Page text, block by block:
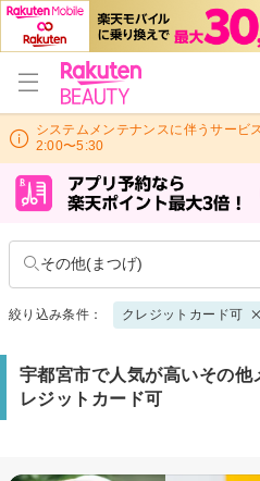
システムメンテナンスに伴うサービ
2:00〜5:30
その他(まつげ)
絞り込み条件： クレジットカード可
宇都宮市で人気が高いその他
レジットカード可